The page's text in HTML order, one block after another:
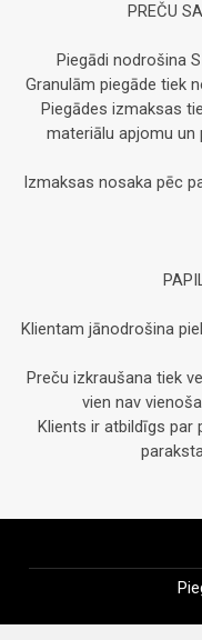
PREČU
Piegādi nodrošina
Granulām piegāde tiek
Piegādes izmaksas
materiālu apjomu un
Izmaksas nosaka pēc
Klientam jānodrošina
Preču izkraušana tiek
vien nav
Klients ir atbildīgs par